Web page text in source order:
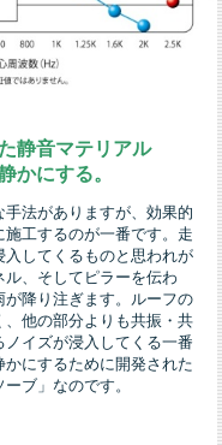
静音マテリアル
かにする。
法がありますが、効果的
工するのが一番です。走
してくるものと思われが
、そしてピラーを伝わ
降り注ぎます。ルーフの
他の部分よりも共振・共
イズが浸入してくる一番
にするために開発された
ブ」なのです。